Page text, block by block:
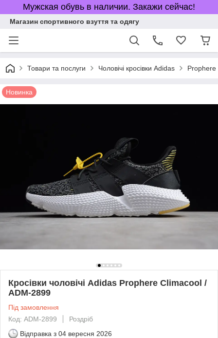
Мужская обувь в наличии. Закажи сейчас!
Магазин спортивного взуття та одягу
Товари та послуги Чоловічі кросівки Adidas Prophere
Новинка
Кросівки чоловічі Adidas Prophere Climacool /
ADM-2899
Під замовлення
Код: ADM-2899
Роздріб
Відправка з 04 вересня 2026